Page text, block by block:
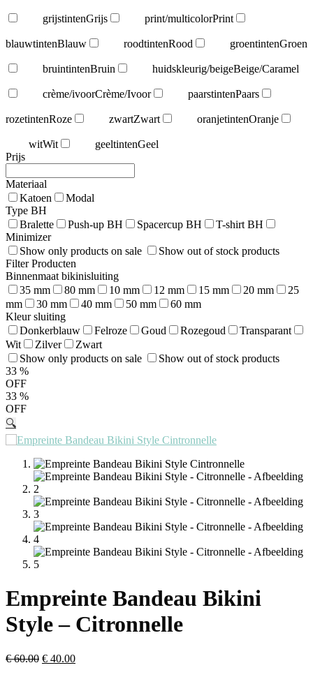
grijstintenGrijs print/multicolorPrint
blauwtintenBlauw roodtintenRood groentintenGroen
bruintintenBruin huidskleurig/beigeBeige/Caramel
crème/ivoorCrème/Ivoor paarstintenPaars
rozetintenRoze zwartZwart oranjetintenOranje
witWit geeltintenGeel
Prijs
Materiaal
Katoen
Modal
Type BH
Bralette
Push-up BH Spacercup BH
T-shirt BH
Minimizer
Show only products on sale
Show out of stock products
Filter Producten
Binnenmaat bikinisluiting
35 mm
80 mm 10 mm 12 mm 15 mm 20 mm
25
mm
30 mm 40 mm 50 mm
60 mm
Kleur sluiting
Donkerblauw
Felroze Goud Rozegoud
Transparant
Wit
Zilver
Zwart
Show only products on sale
Show out of stock products
33 %
OFF
33 %
OFF
🔍
Empreinte Bandeau Bikini
Style – Citronnelle
€60.00 € 40.00